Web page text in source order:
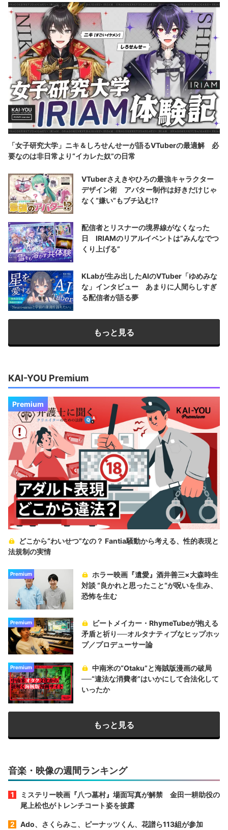
「女子研究大学」ニキ＆しろせんせーが語るVTuberの最適解 必
要なのは非日常より“イカレた奴”の日常
VTuberさえきやひろの最強キャラクター
デザイン術 アバター制作は好きだけじゃ
なく“嫌い”もブチ込む!?
配信者とリスナーの境界線がなくなった
日 IRIAMのリアルイベントは“みんなでつ
くり上げる”
KLabが生み出したAIのVTuber「ゆめみな
な」インタビュー あまりに人間らしすぎ
る配信者が語る夢
もっと見る
KAI-YOU Premium
Premium
どこから“わいせつ”なの？ Fantia騒動から考える、性的表現と
法規制の実情
Premium
ホラー映画『遺愛』酒井善三×大森時生
対談 “良かれと思ったこと“が呪いを生み、
恐怖を生む
Premium
ビートメイカー・RhymeTubeが抱える
矛盾と祈り──オルタナティブなヒップホッ
プ／プロデューサー論
Premium
中南米の“Otaku”と海賊版漫画の破局
──“違法な消費者”はいかにして合法化して
いったか
もっと見る
音楽・映像の週間ランキング
ミステリー映画『八つ墓村』場面写真が解禁 金田一耕助役の
尾上松也がトレンチコート姿を披露
Ado、さくらみこ、ピーナッツくん、花譜ら113組が参加